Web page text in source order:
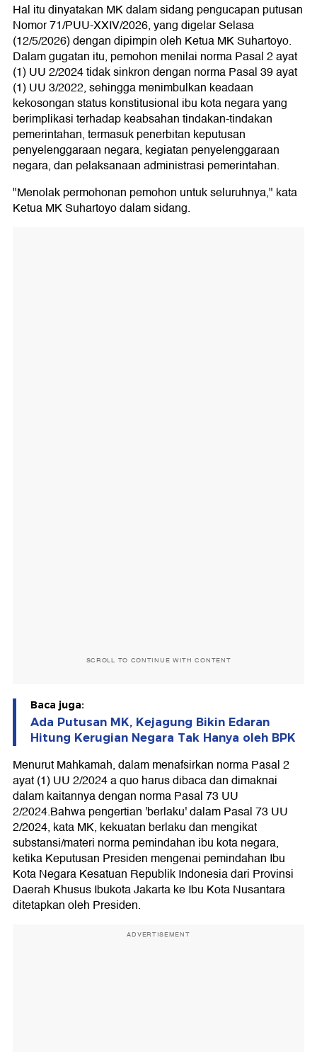
Hal itu dinyatakan MK dalam sidang pengucapan putusan
Nomor 71/PUU-XXIV/2026, yang digelar Selasa
(12/5/2026) dengan dipimpin oleh Ketua MK Suhartoyo.
Dalam gugatan itu, pemohon menilai norma Pasal 2 ayat
(1) UU 2/2024 tidak sinkron dengan norma Pasal 39 ayat
(1) UU 3/2022, sehingga menimbulkan keadaan
kekosongan status konstitusional ibu kota negara yang
berimplikasi terhadap keabsahan tindakan-tindakan
pemerintahan, termasuk penerbitan keputusan
penyelenggaraan negara, kegiatan penyelenggaraan
negara, dan pelaksanaan administrasi pemerintahan.
"Menolak permohonan pemohon untuk seluruhnya," kata
Ketua MK Suhartoyo dalam sidang.
SCROLL TO CONTINUE WITH CONTENT
Baca juga:
Ada Putusan MK, Kejagung Bikin Edaran
Hitung Kerugian Negara Tak Hanya oleh BPK
Menurut Mahkamah, dalam menafsirkan norma Pasal 2
ayat (1) UU 2/2024 a quo harus dibaca dan dimaknai
dalam kaitannya dengan norma Pasal 73 UU
2/2024.Bahwa pengertian 'berlaku' dalam Pasal 73 UU
2/2024, kata MK, kekuatan berlaku dan mengikat
substansi/materi norma pemindahan ibu kota negara,
ketika Keputusan Presiden mengenai pemindahan Ibu
Kota Negara Kesatuan Republik Indonesia dari Provinsi
Daerah Khusus Ibukota Jakarta ke Ibu Kota Nusantara
ditetapkan oleh Presiden.
ADVERTISEMENT